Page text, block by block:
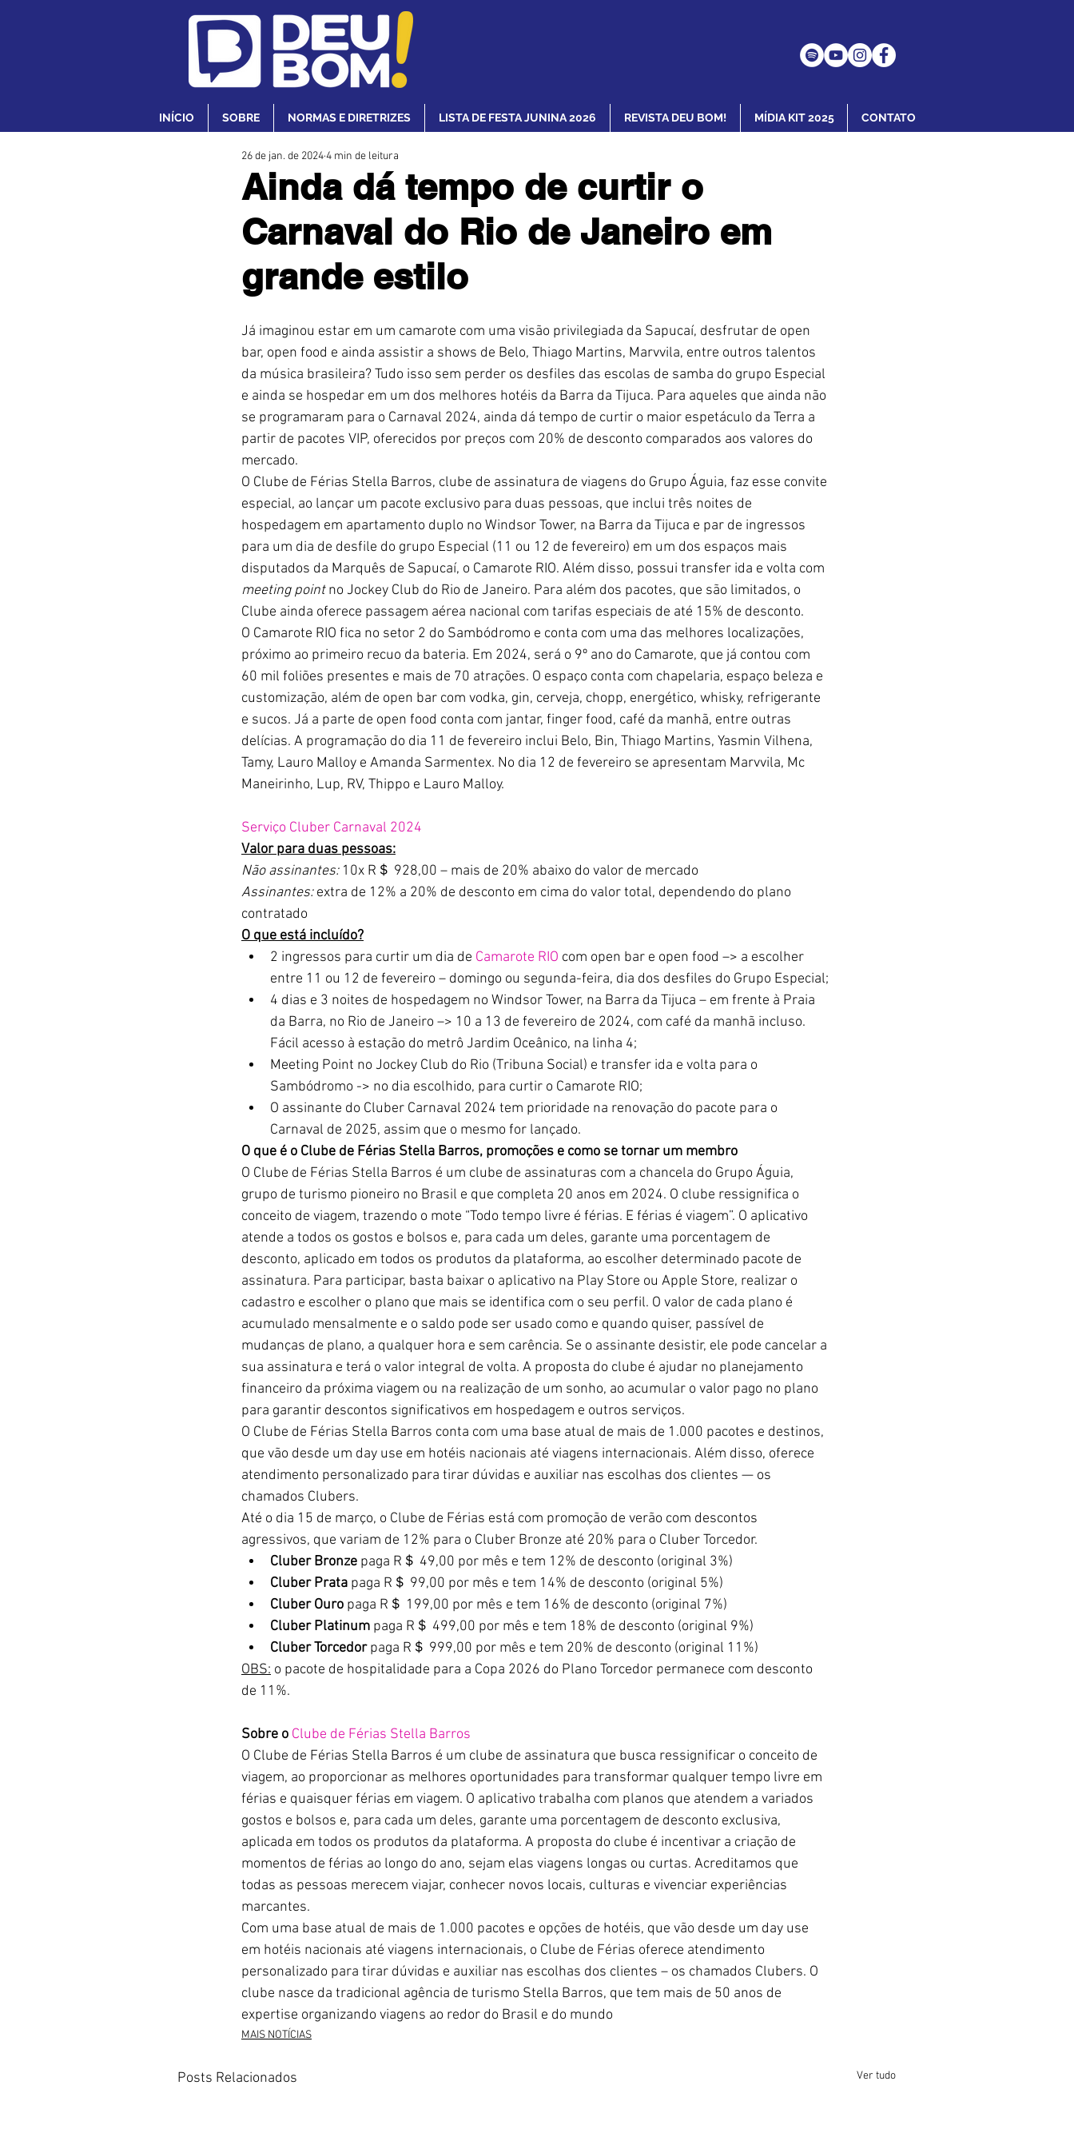
INÍCIO SOBRE NORMAS E DIRETRIZES LISTA DE FESTA JUNINA 2026 REVISTA DEU BOM! MÍDIA KIT 2025 CONTATO
Ainda dá tempo de curtir o
Carnaval do Rio de Janeiro em
grande estilo
26 de jan. de 20244 min de leitura
Já imaginou estar em um camarote com uma visão privilegiada da Sapucaí, desfrutar de open
bar, open food e ainda assistir a shows de Belo, Thiago Martins, Marvvila, entre outros talentos
da música brasileira? Tudo isso sem perder os desfiles das escolas de samba do grupo Especial
e ainda se hospedar em um dos melhores hotéis da Barra da Tijuca. Para aqueles que ainda não
se programaram para o Carnaval 2024, ainda dá tempo de curtir o maior espetáculo da Terra a
partir de pacotes VIP, oferecidos por preços com 20% de desconto comparados aos valores do
mercado.
O Clube de Férias Stella Barros, clube de assinatura de viagens do Grupo Águia, faz esse convite
especial, ao lançar um pacote exclusivo para duas pessoas, que inclui três noites de
hospedagem em apartamento duplo no Windsor Tower, na Barra da Tijuca e par de ingressos
para um dia de desfile do grupo Especial (11 ou 12 de fevereiro) em um dos espaços mais
disputados da Marquês de Sapucaí, o Camarote RIO. Além disso, possui transfer ida e volta com
meeting point no Jockey Club do Rio de Janeiro. Para além dos pacotes, que são limitados, o
Clube ainda oferece passagem aérea nacional com tarifas especiais de até 15% de desconto.
O Camarote RIO fica no setor 2 do Sambódromo e conta com uma das melhores localizações,
próximo ao primeiro recuo da bateria. Em 2024, será o 9º ano do Camarote, que já contou com
60 mil foliões presentes e mais de 70 atrações. O espaço conta com chapelaria, espaço beleza e
customização, além de open bar com vodka, gin, cerveja, chopp, energético, whisky, refrigerante
e sucos. Já a parte de open food conta com jantar, finger food, café da manhã, entre outras
delícias. A programação do dia 11 de fevereiro inclui Belo, Bin, Thiago Martins, Yasmin Vilhena,
Tamy, Lauro Malloy e Amanda Sarmentex. No dia 12 de fevereiro se apresentam Marvvila, Mc
Maneirinho, Lup, RV, Thippo e Lauro Malloy.
Serviço Cluber Carnaval 2024
Valor para duas pessoas:
Não assinantes: 10x R＄ 928,00 – mais de 20% abaixo do valor de mercado
Assinantes: extra de 12% a 20% de desconto em cima do valor total, dependendo do plano
contratado
O que está incluído?
2 ingressos para curtir um dia de Camarote RIO com open bar e open food –> a escolher
entre 11 ou 12 de fevereiro – domingo ou segunda-feira, dia dos desfiles do Grupo Especial;
4 dias e 3 noites de hospedagem no Windsor Tower, na Barra da Tijuca – em frente à Praia
da Barra, no Rio de Janeiro –> 10 a 13 de fevereiro de 2024, com café da manhã incluso.
Fácil acesso à estação do metrô Jardim Oceânico, na linha 4;
Meeting Point no Jockey Club do Rio (Tribuna Social) e transfer ida e volta para o
Sambódromo -> no dia escolhido, para curtir o Camarote RIO;
O assinante do Cluber Carnaval 2024 tem prioridade na renovação do pacote para o
Carnaval de 2025, assim que o mesmo for lançado.
O que é o Clube de Férias Stella Barros, promoções e como se tornar um membro
O Clube de Férias Stella Barros é um clube de assinaturas com a chancela do Grupo Águia,
grupo de turismo pioneiro no Brasil e que completa 20 anos em 2024. O clube ressignifica o
conceito de viagem, trazendo o mote “Todo tempo livre é férias. E férias é viagem”. O aplicativo
atende a todos os gostos e bolsos e, para cada um deles, garante uma porcentagem de
desconto, aplicado em todos os produtos da plataforma, ao escolher determinado pacote de
assinatura. Para participar, basta baixar o aplicativo na Play Store ou Apple Store, realizar o
cadastro e escolher o plano que mais se identifica com o seu perfil. O valor de cada plano é
acumulado mensalmente e o saldo pode ser usado como e quando quiser, passível de
mudanças de plano, a qualquer hora e sem carência. Se o assinante desistir, ele pode cancelar a
sua assinatura e terá o valor integral de volta. A proposta do clube é ajudar no planejamento
financeiro da próxima viagem ou na realização de um sonho, ao acumular o valor pago no plano
para garantir descontos significativos em hospedagem e outros serviços.
O Clube de Férias Stella Barros conta com uma base atual de mais de 1.000 pacotes e destinos,
que vão desde um day use em hotéis nacionais até viagens internacionais. Além disso, oferece
atendimento personalizado para tirar dúvidas e auxiliar nas escolhas dos clientes — os
chamados Clubers.
Até o dia 15 de março, o Clube de Férias está com promoção de verão com descontos
agressivos, que variam de 12% para o Cluber Bronze até 20% para o Cluber Torcedor.
Cluber Bronze paga R＄ 49,00 por mês e tem 12% de desconto (original 3%)
Cluber Prata paga R＄ 99,00 por mês e tem 14% de desconto (original 5%)
Cluber Ouro paga R＄ 199,00 por mês e tem 16% de desconto (original 7%)
Cluber Platinum paga R＄ 499,00 por mês e tem 18% de desconto (original 9%)
Cluber Torcedor paga R＄ 999,00 por mês e tem 20% de desconto (original 11%)
OBS: o pacote de hospitalidade para a Copa 2026 do Plano Torcedor permanece com desconto
de 11%.
Sobre o Clube de Férias Stella Barros
O Clube de Férias Stella Barros é um clube de assinatura que busca ressignificar o conceito de
viagem, ao proporcionar as melhores oportunidades para transformar qualquer tempo livre em
férias e quaisquer férias em viagem. O aplicativo trabalha com planos que atendem a variados
gostos e bolsos e, para cada um deles, garante uma porcentagem de desconto exclusiva,
aplicada em todos os produtos da plataforma. A proposta do clube é incentivar a criação de
momentos de férias ao longo do ano, sejam elas viagens longas ou curtas. Acreditamos que
todas as pessoas merecem viajar, conhecer novos locais, culturas e vivenciar experiências
marcantes.
Com uma base atual de mais de 1.000 pacotes e opções de hotéis, que vão desde um day use
em hotéis nacionais até viagens internacionais, o Clube de Férias oferece atendimento
personalizado para tirar dúvidas e auxiliar nas escolhas dos clientes – os chamados Clubers. O
clube nasce da tradicional agência de turismo Stella Barros, que tem mais de 50 anos de
expertise organizando viagens ao redor do Brasil e do mundo
MAIS NOTÍCIAS
Posts Relacionados Ver tudo